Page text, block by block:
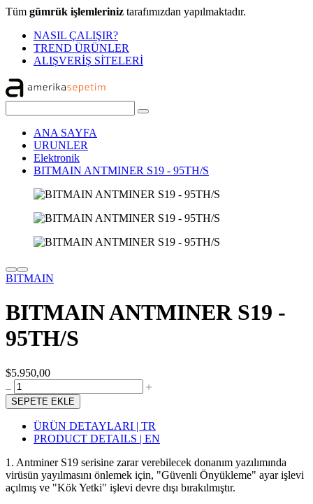
Tüm gümrük işlemleriniz tarafımızdan yapılmaktadır.
NASIL ÇALIŞIR?
TREND ÜRÜNLER
ALIŞVERİŞ SİTELERİ
ANA SAYFA
URUNLER
Elektronik
BITMAIN ANTMINER S19 - 95TH/S
BITMAIN
BITMAIN ANTMINER S19 -
95TH/S
$5.950,00
SEPETE EKLE
ÜRÜN DETAYLARI | TR
PRODUCT DETAILS | EN
1. Antminer S19 serisine zarar verebilecek donanım yazılımında
virüsün yayılmasını önlemek için, "Güvenli Önyükleme" ayar işlevi
açılmış ve "Kök Yetki" işlevi devre dışı bırakılmıştır.